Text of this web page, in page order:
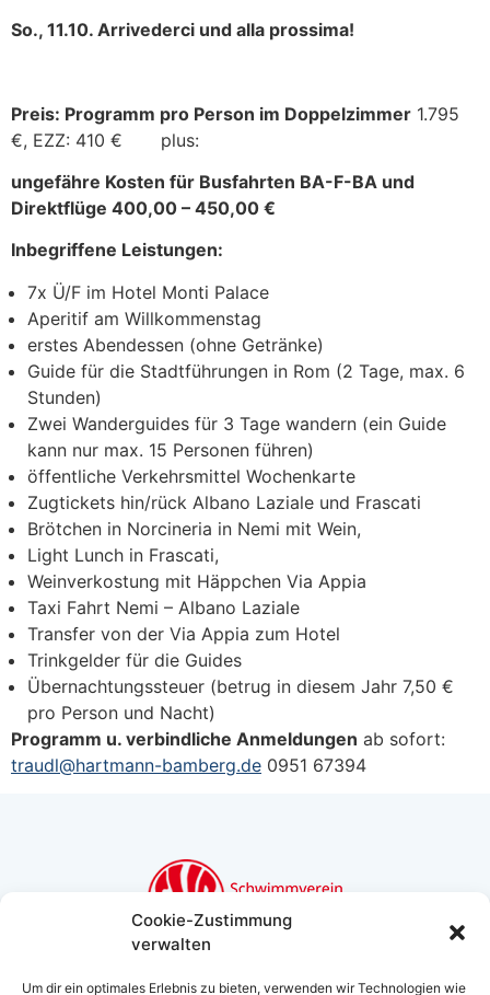
Cookie-Zustimmung
verwalten
Um dir ein optimales Erlebnis zu bieten, verwenden wir Technologien wie
So., 11.10. Arrivederci und alla prossima!
Preis: Programm pro Person im Doppelzimmer 1.795
€, EZZ: 410 € plus:
ungefähre Kosten für Busfahrten BA-F-BA und
Direktflüge 400,00 – 450,00 €
Inbegriffene Leistungen:
7x Ü/F im Hotel Monti Palace
Aperitif am Willkommenstag
erstes Abendessen (ohne Getränke)
Guide für die Stadtführungen in Rom (2 Tage, max. 6
Stunden)
Zwei Wanderguides für 3 Tage wandern (ein Guide
kann nur max. 15 Personen führen)
öffentliche Verkehrsmittel Wochenkarte
Zugtickets hin/rück Albano Laziale und Frascati
Brötchen in Norcineria in Nemi mit Wein,
Light Lunch in Frascati,
Weinverkostung mit Häppchen Via Appia
Taxi Fahrt Nemi – Albano Laziale
Transfer von der Via Appia zum Hotel
Trinkgelder für die Guides
Übernachtungssteuer (betrug in diesem Jahr 7,50 €
pro Person und Nacht)
Programm u. verbindliche Anmeldungen ab sofort:
traudl@hartmann-bamberg.de 0951 67394
Bughof 50, 96049 Bamberg